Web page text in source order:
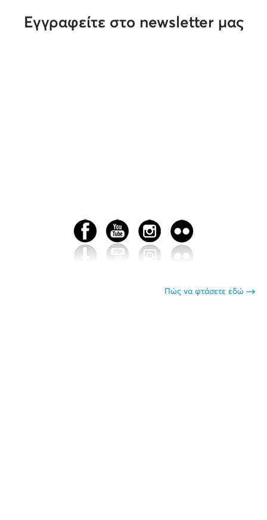
Εγγραφείτε στο newsletter μας
Πώς να φτάσετε εδώ